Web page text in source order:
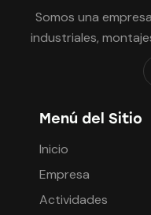
Somos una
industriales,
Menú del Sitio
Inicio
Empresa
Actividades